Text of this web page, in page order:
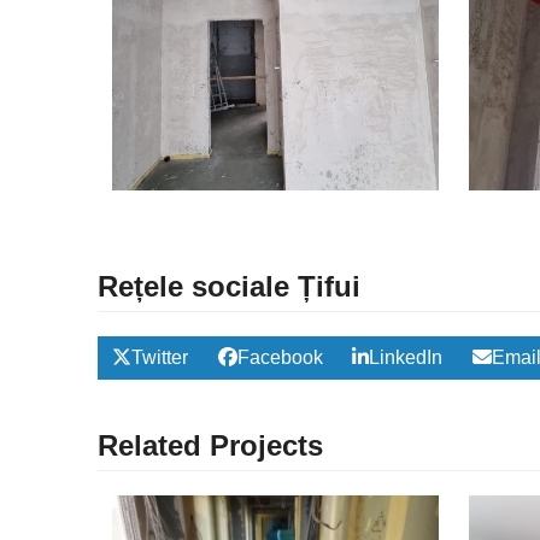
Rețele sociale Țifui
Twitter Facebook LinkedIn Email
Related Projects